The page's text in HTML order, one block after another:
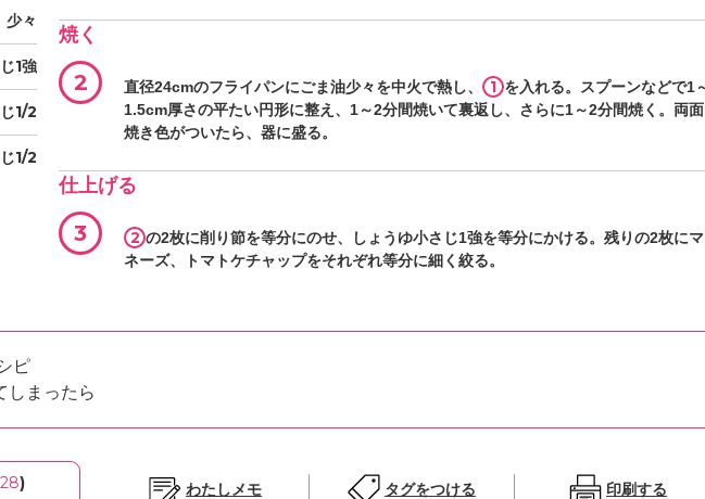
少々
1強
1/2
1/2
焼く
2 直径24cmのフライパンにごま油少々を中火で熱し、 1 を入れる。スプーンなどで1
1.5cm厚さの平たい円形に整え、1～2分間焼いて裏返し、さらに1～2分間焼く。両
焼き色がついたら、器に盛る。
仕上げる
3 2 の2枚に削り節を等分にのせ、しょうゆ小さじ1強を等分にかける。残りの2枚にマ
ネーズ、トマトケチャップをそれぞれ等分に細く絞る。
ピ
しまったら
28) わたしメモ タグをつける 印刷する